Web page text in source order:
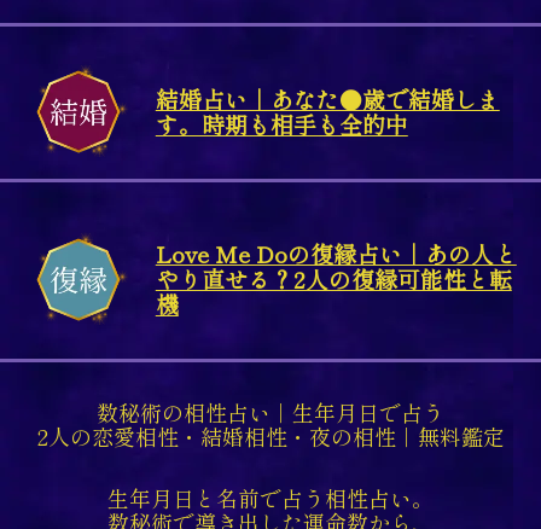
結婚占い｜あなた●歳で結婚しま
す。時期も相手も全的中
Love Me Doの復縁占い｜あの人と
やり直せる？2人の復縁可能性と転
機
数秘術の相性占い｜生年月日で占う
2人の恋愛相性・結婚相性・夜の相性｜無料鑑定
生年月日と名前で占う相性占い。
数秘術で導き出した運命数から、